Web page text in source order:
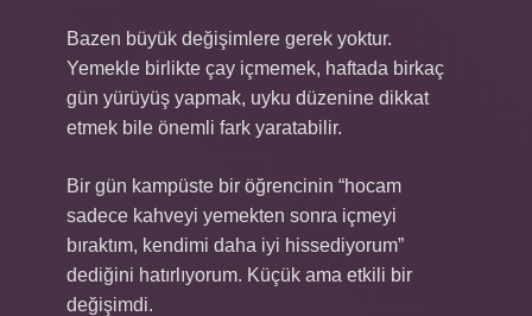
Bazen büyük değişimlere gerek yoktur.
Yemekle birlikte çay içmemek, haftada birkaç
gün yürüyüş yapmak, uyku düzenine dikkat
etmek bile önemli fark yaratabilir.
Bir gün kampüste bir öğrencinin “hocam
sadece kahveyi yemekten sonra içmeyi
bıraktım, kendimi daha iyi hissediyorum”
dediğini hatırlıyorum. Küçük ama etkili bir
değişimdi.